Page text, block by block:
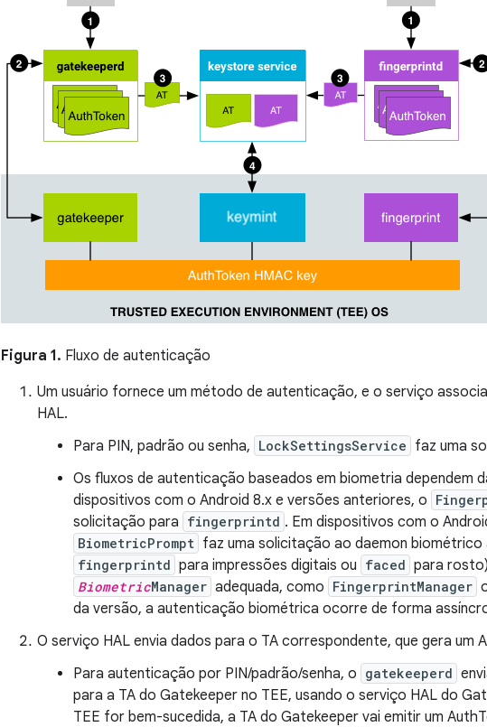
Figura 1. Fluxo de autenticação
Um usuário fornece um método de autenticação, e o serviço
HAL.
Para PIN, padrão ou senha, LockSettingsService faz uma
Os fluxos de autenticação baseados em biometria dependem
dispositivos com o Android 8.x e versões anteriores, o
solicitação para fingerprintd . Em dispositivos com o
BiometricPrompt faz uma solicitação ao daemon
fingerprintd para impressões digitais ou faced para
BiometricManager adequada, como FingerprintManager
da versão, a autenticação biométrica ocorre de forma
O serviço HAL envia dados para o TA correspondente, que gera um
Para autenticação por PIN/padrão/senha, o gatekeeperd
para a TA do Gatekeeper no TEE, usando o serviço HAL do
TEE for bem-sucedida, a TA do Gatekeeper vai emitir um